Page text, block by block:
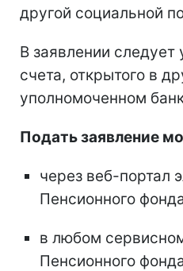
другой социальной
В заявлении следует
счета, открытого в
уполномоченном
Подать заявление
через веб-портал
Пенсионного
в любом
Пенсионного